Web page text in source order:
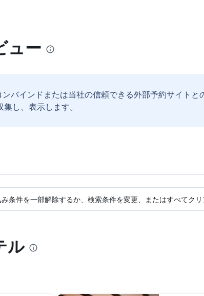
ュー
バインドまたは当社の信頼できる外部予約サイトと
し、表示します。
条件を一部解除するか、検索条件を変更、またはすべてクリ
ル